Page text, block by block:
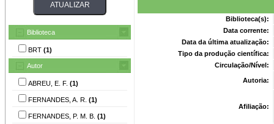
Biblioteca
BRT (1)
Autor
ABREU, E. F. (1)
FERNANDES, A. R. (1)
FERNANDES, P. M. B. (1)
Biblioteca(s):
Data corrente:
Data da última atualização:
Tipo da produção científica:
Circulação/Nível:
Autoria:
Afiliação: